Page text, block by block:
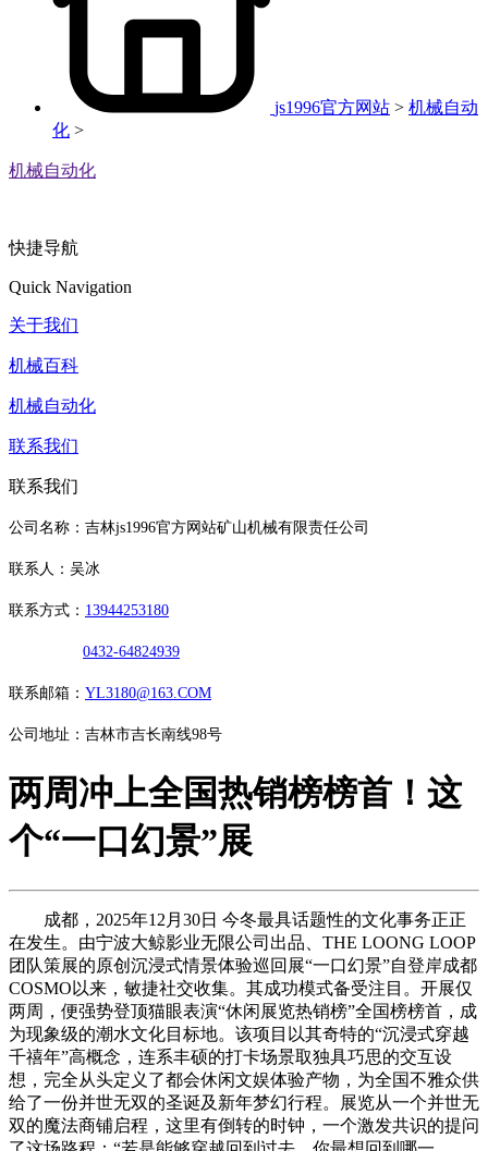
js1996官方网站 > 机械自动
化 >
机械自动化
快捷导航
Quick Navigation
关于我们
机械百科
机械自动化
联系我们
联系我们
公司名称：吉林js1996官方网站矿山机械有限责任公司
联系人：吴冰
联系方式： 13944253180
0432-64824939
联系邮箱： YL3180@163.COM
公司地址：吉林市吉长南线98号
两周冲上全国热销榜榜首！这
个“一口幻景”展
成都，2025年12月30日 今冬最具话题性的文化事务正正
在发生。由宁波大鲸影业无限公司出品、THE LOONG LOOP
团队策展的原创沉浸式情景体验巡回展“一口幻景”自登岸成都
COSMO以来，敏捷社交收集。其成功模式备受注目。开展仅
两周，便强势登顶猫眼表演“休闲展览热销榜”全国榜榜首，成
为现象级的潮水文化目标地。该项目以其奇特的“沉浸式穿越
千禧年”高概念，连系丰硕的打卡场景取独具巧思的交互设
想，完全从头定义了都会休闲文娱体验产物，为全国不雅众供
给了一份并世无双的圣诞及新年梦幻行程。展览从一个并世无
双的魔法商铺启程，这里有倒转的时钟，一个激发共识的提问